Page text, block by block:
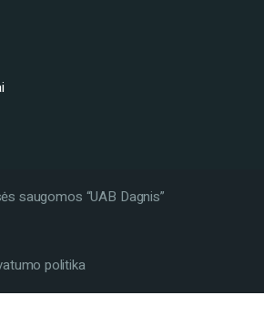
saugomos “UAB Dagnis”
politika